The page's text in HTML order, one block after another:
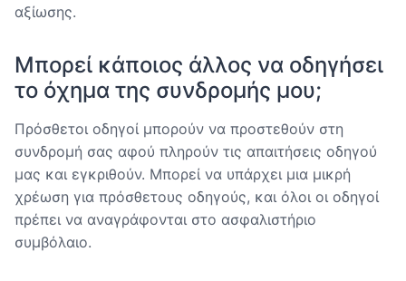
αξίωσης.
Μπορεί κάποιος άλλος να οδηγήσει
το όχημα της συνδρομής μου;
Πρόσθετοι οδηγοί μπορούν να προστεθούν στη
συνδρομή σας αφού πληρούν τις απαιτήσεις οδηγού
μας και εγκριθούν. Μπορεί να υπάρχει μια μικρή
χρέωση για πρόσθετους οδηγούς, και όλοι οι οδηγοί
πρέπει να αναγράφονται στο ασφαλιστήριο
συμβόλαιο.